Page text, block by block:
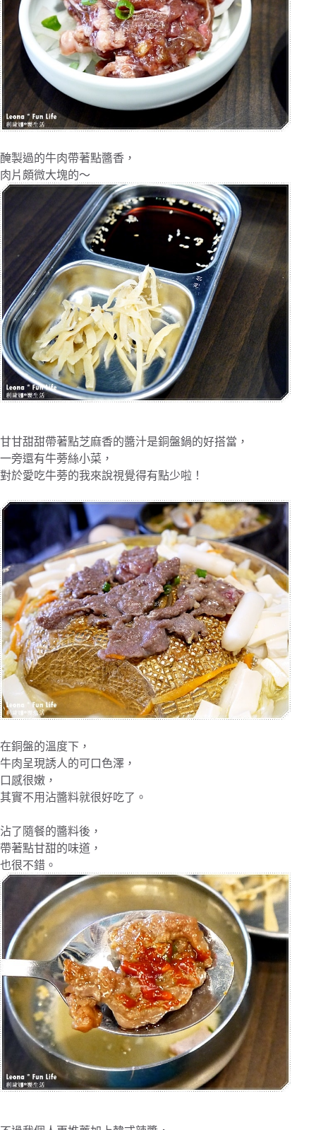
醃製過的牛肉帶著點醬香，
肉片頗微大塊的～
甘甘甜甜帶著點芝麻香的醬汁是銅盤鍋的好搭當，
一旁還有牛蒡絲小菜，
對於愛吃牛蒡的我來說視覺得有點少啦！
在銅盤的溫度下，
牛肉呈現誘人的可口色澤，
口感很嫩，
其實不用沾醬料就很好吃了。
沾了隨餐的醬料後，
帶著點甘甜的味道，
也很不錯。